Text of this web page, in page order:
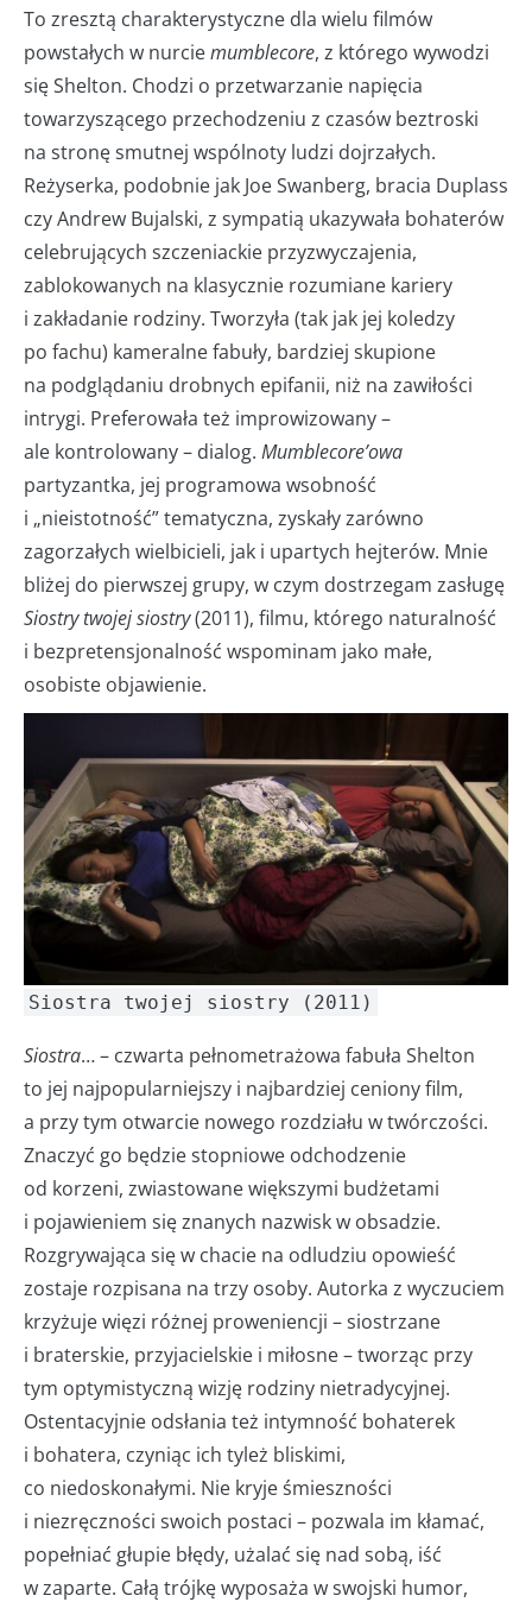
To zresztą charakterystyczne dla wielu filmów
powstałych w nurciemumblecore, z którego wywodzi
się Shelton. Chodzi o przetwarzanie napięcia
towarzyszącego przechodzeniu z czasów beztroski
na stronę smutnej wspólnoty ludzi dojrzałych.
Reżyserka, podobnie jak Joe Swanberg, bracia Duplass
czy Andrew Bujalski, z sympatią ukazywała bohaterów
celebrujących szczeniackie przyzwyczajenia,
zablokowanych na klasycznie rozumiane kariery
i zakładanie rodziny. Tworzyła (tak jak jej koledzy
po fachu) kameralne fabuły, bardziej skupione
na podglądaniu drobnych epifanii, niż na zawiłości
intrygi. Preferowała też improwizowany –
ale kontrolowany – dialog. Mumblecore’owa
partyzantka, jej programowa wsobność
i „nieistotność” tematyczna, zyskały zarówno
zagorzałych wielbicieli, jak i upartych hejterów. Mnie
bliżej do pierwszej grupy, w czym dostrzegam zasługę
Siostry twojej siostry(2011), filmu, którego naturalność
i bezpretensjonalność wspominam jako małe,
osobiste objawienie.
Siostra twojej siostry (2011)
Siostra… – czwarta pełnometrażowa fabuła Shelton
to jej najpopularniejszy i najbardziej ceniony film,
a przy tym otwarcie nowego rozdziału w twórczości.
Znaczyć go będzie stopniowe odchodzenie
od korzeni, zwiastowane większymi budżetami
i pojawieniem się znanych nazwisk w obsadzie.
Rozgrywająca się w chacie na odludziu opowieść
zostaje rozpisana na trzy osoby. Autorka z wyczuciem
krzyżuje więzi różnej proweniencji – siostrzane
i braterskie, przyjacielskie i miłosne – tworząc przy
tym optymistyczną wizję rodziny nietradycyjnej.
Ostentacyjnie odsłania też intymność bohaterek
i bohatera, czyniąc ich tyleż bliskimi,
co niedoskonałymi. Nie kryje śmieszności
i niezręczności swoich postaci – pozwala im kłamać,
popełniać głupie błędy, użalać się nad sobą, iść
w zaparte. Całą trójkę wyposaża w swojski humor,